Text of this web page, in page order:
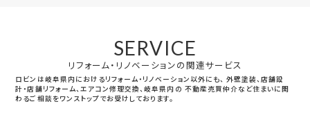
SERVICE
リフォーム・リノベーションの関連サービス
ロビンは岐阜県内におけるリフォーム・リノベーション以外にも、 外壁塗装、店舗設
計・店舗リフォーム、エアコン修理交換、岐阜県内の 不動産売買仲介など住まいに関
わるご相談をワンストップでお受けしております。